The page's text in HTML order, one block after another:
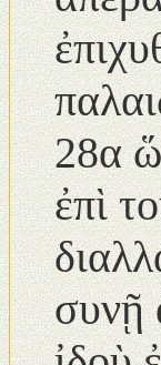
28α
ἐπὶ
συνῇ